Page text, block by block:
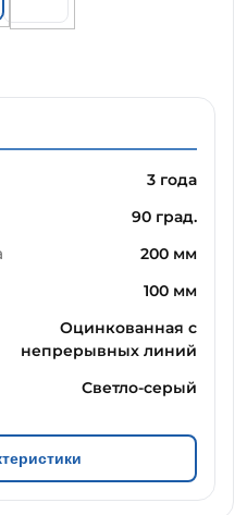
3 года
90 град.
200 мм
100 мм
Оцинкованная с
непрерывных линий
Светло-серый